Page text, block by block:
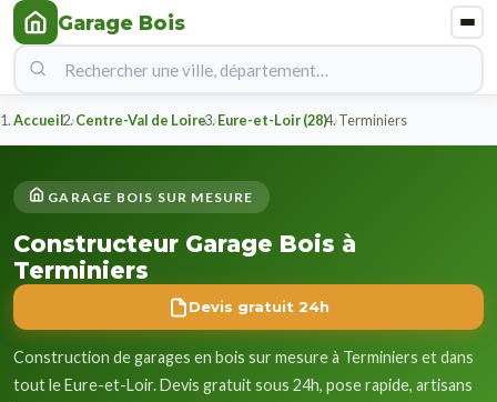
Garage Bois
Accueil Centre-Val de Loire Eure-et-Loir (28) Terminiers
GARAGE BOIS SUR MESURE
Constructeur Garage Bois à
Terminiers
Devis gratuit 24h
Construction de garages en bois sur mesure à Terminiers et dans
tout le Eure-et-Loir. Devis gratuit sous 24h, pose rapide, artisans